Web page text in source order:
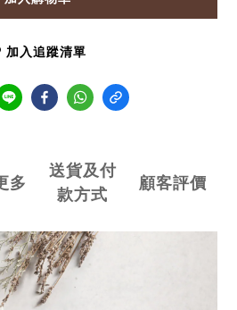
加入追蹤清單
多
送貨及付
款方式
顧客評價